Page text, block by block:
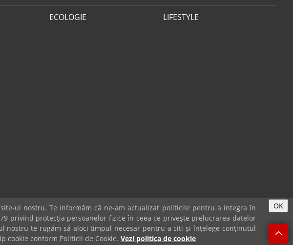
ECOLOGIE LIFESTYLE
ul nostru. Te informăm că ne-am actualizat politicile pentru a integra în
privind protecția persoanelor fizice în ceea ce privește prelucrarea datelor
nostru te rugăm să aloci timpul necesar pentru a citi și înțelege conținutul
cookie conform Politicii de Cookie. Vezi politica de cookie
OK
POLITICA COOKIE-URI & GDPR